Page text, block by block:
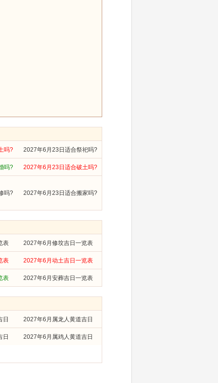
吗? 2027年6月23日适合祭祀吗?
吗? 2027年6月23日适合破土吗?
吗? 2027年6月23日适合搬家吗?
表 2027年6月修坟吉日一览表
表 2027年6月动土吉日一览表
表 2027年6月安葬吉日一览表
日 2027年6月属龙人黄道吉日
日 2027年6月属鸡人黄道吉日